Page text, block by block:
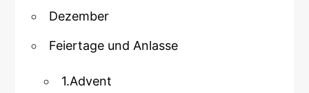
Dezember
Feiertage und Anlasse
1.Advent